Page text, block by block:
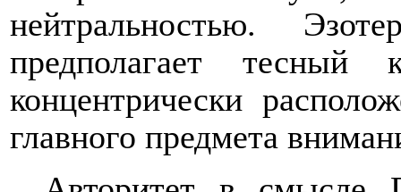
нейтральностью.
предполагает тесный
концентрически
главного предмета